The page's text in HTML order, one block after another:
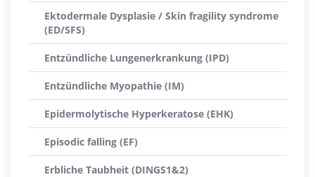
Ektodermale Dysplasie / Skin fragility syndrome
(ED/SFS)
Entzündliche Lungenerkrankung (IPD)
Entzündliche Myopathie (IM)
Epidermolytische Hyperkeratose (EHK)
Episodic falling (EF)
Erbliche Taubheit (DINGS1&2)